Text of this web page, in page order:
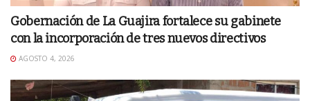
Gobernación de La Guajira fortalece su gabinete
con la incorporación de tres nuevos directivos
AGOSTO 4, 2026